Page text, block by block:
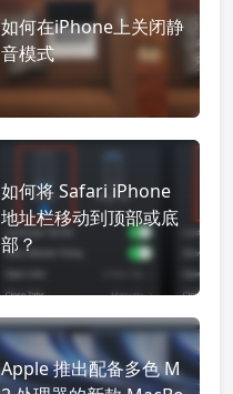
如何在iPhone上关闭静
音模式
如何将 Safari iPhone
地址栏移动到顶部或底
部？
Apple 推出配备多色 M